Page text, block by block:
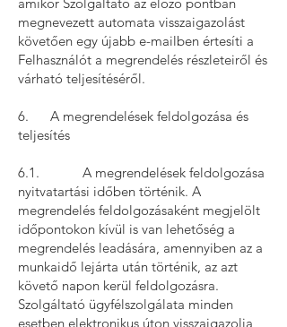
megnevezett automata visszaigazolást
követően egy újabb e-mailben értesíti a
Felhasználót a megrendelés részleteiről és
várható teljesítéséről.
6. A megrendelések feldolgozása és
teljesítés
6.1. A megrendelések feldolgozása
nyitvatartási időben történik. A
megrendelés feldolgozásaként megjelölt
időpontokon kívül is van lehetőség a
megrendelés leadására, amennyiben az a
munkaidő lejárta után történik, az azt
követő napon kerül feldolgozásra.
Szolgáltató ügyfélszolgálata minden
esetben elektronikus úton visszaigazolja,